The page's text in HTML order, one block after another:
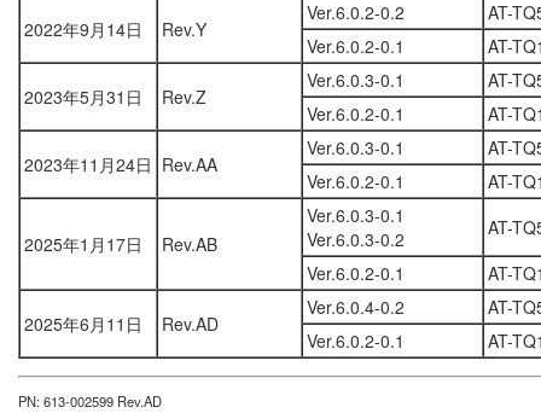
2022年9月14日 Rev.Y
Ver.6.0.2-0.2
AT-
Ver.6.0.2-0.1
AT-
2023年5月31日 Rev.Z
Ver.6.0.3-0.1
AT-
Ver.6.0.2-0.1
AT-
2023年11月24日 Rev.AA
Ver.6.0.3-0.1
AT-
Ver.6.0.2-0.1
AT-
2025年1月17日 Rev.AB
Ver.6.0.3-0.1
Ver.6.0.3-0.2
AT-
Ver.6.0.2-0.1
AT-
2025年6月11日 Rev.AD
Ver.6.0.4-0.2
AT-
Ver.6.0.2-0.1
AT-
PN: 613-002599 Rev.AD